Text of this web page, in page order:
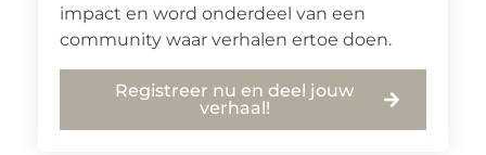
impact en word onderdeel van een
community waar verhalen ertoe doen.
Registreer nu en deel jouw
verhaal!